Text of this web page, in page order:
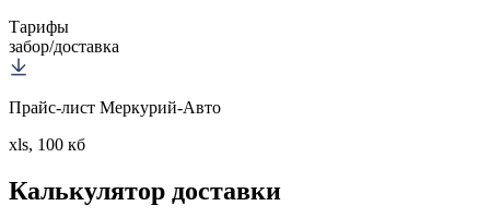
Тарифы
забор/доставка
Прайс-лист Меркурий-Авто
xls, 100 кб
Калькулятор доставки